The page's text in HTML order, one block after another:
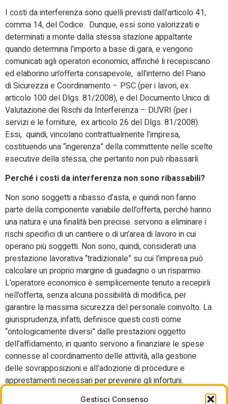
Gestisci Consenso
I costi da interferenza sono quelli previsti dall’articolo 41,
comma 14, del Codice. Dunque, essi sono valorizzati e
determinati a monte dalla stessa stazione appaltante
quando determina l’importo a base di gara, e vengono
comunicati agli operatori economici, affinché li recepiscano
ed elaborino un’offerta consapevole, all’interno del Piano
di Sicurezza e Coordinamento – PSC (per i lavori, ex
articolo 100 del Dlgs. 81/2008), e del Documento Unico di
Valutazione dei Rischi da Interferenza – DUVRI (per i
servizi e le forniture, ex articolo 26 del Dlgs. 81/2008).
Essi, quindi, vincolano contrattualmente l’impresa,
costituendo una “ingerenza” della committente nelle scelte
esecutive della stessa, che pertanto non può ribassarli.
Perché i costi da interferenza non sono ribassabili?
Non sono soggetti a ribasso d’asta, e quindi non fanno
parte della componente variabile dell’offerta, perché hanno
una natura e una finalità ben precise: servono a eliminare i
rischi specifici di un cantiere o di un’area di lavoro in cui
operano più soggetti. Non sono, quindi, considerati una
prestazione lavorativa “tradizionale” su cui l’impresa può
calcolare un proprio margine di guadagno o un risparmio.
L’operatore economico è semplicemente tenuto a recepirli
nell’offerta, senza alcuna possibilità di modifica, per
garantire la massima sicurezza del personale coinvolto. La
giurisprudenza, infatti, definisce questi costi come
“ontologicamente diversi” dalle prestazioni oggetto
dell’affidamento, in quanto servono a finanziare le spese
connesse al coordinamento delle attività, alla gestione
delle sovrapposizioni e all’adozione di procedure e
apprestamenti necessari per prevenire gli infortuni.
Chi quantifica i costi aziendali?